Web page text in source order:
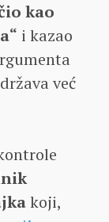
kao
i kazao
već
koji,